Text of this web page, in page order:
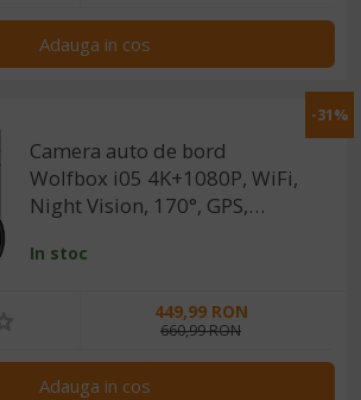
Adauga in cos
-31%
Camera auto de bord
Wolfbox i05 4K+1080P, WiFi,
Night Vision, 170°, GPS,
monitorizare parcare
In stoc
449,99 RON
660,99 RON
Adauga in cos